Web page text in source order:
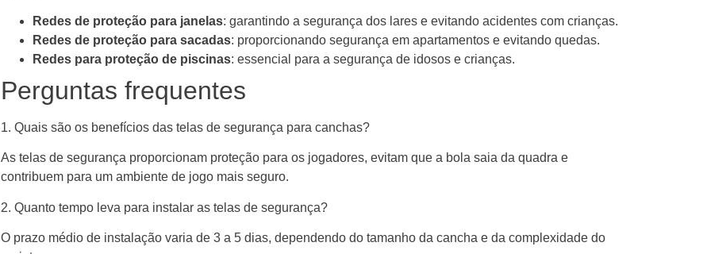
Redes de proteção para janelas: garantindo a segurança dos lares e evitando acidentes com crianças.
Redes de proteção para sacadas: proporcionando segurança em apartamentos e evitando quedas.
Redes para proteção de piscinas: essencial para a segurança de idosos e crianças.
Perguntas frequentes
1. Quais são os benefícios das telas de segurança para canchas?
As telas de segurança proporcionam proteção para os jogadores, evitam que a bola saia da quadra e
contribuem para um ambiente de jogo mais seguro.
2. Quanto tempo leva para instalar as telas de segurança?
O prazo médio de instalação varia de 3 a 5 dias, dependendo do tamanho da cancha e da complexidade do